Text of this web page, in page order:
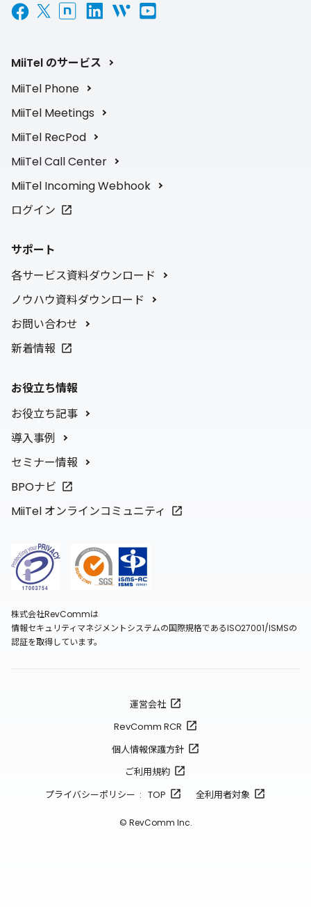
MiiTel のサービス
MiiTel Phone
MiiTel Meetings
MiiTel RecPod
MiiTel Call Center
MiiTel Incoming Webhook
ログイン
サポート
各サービス資料ダウンロード
ノウハウ資料ダウンロード
お問い合わせ
新着情報
お役立ち情報
お役立ち記事
導入事例
セミナー情報
BPOナビ
MiiTel オンラインコミュニティ
株式会社RevCommは
情報セキュリティマネジメントシステムの国際規格であるISO27001/ISMSの
認証を取得しています。
運営会社
RevComm RCR
個人情報保護方針
ご利用規約
プライバシーポリシー : TOP
全利用者対象
© RevComm Inc.